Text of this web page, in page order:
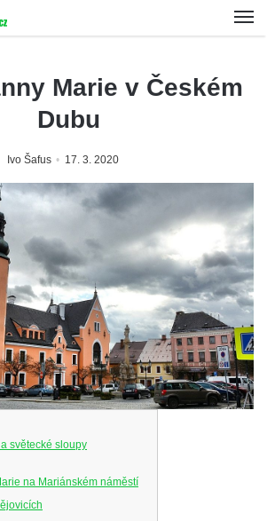
Marie v Českém
Dubu
Ivo Šafus 17. 3. 2020
světecké sloupy
na Mariánském náměstí